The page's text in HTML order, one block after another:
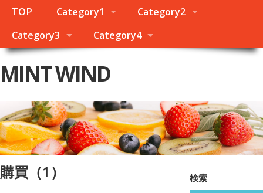
TOP Category1
Category2
Category3
Category4
MINT WIND
購買（1） 検索